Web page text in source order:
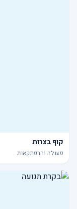
קוף בצרות
פעולה והרפתקאות